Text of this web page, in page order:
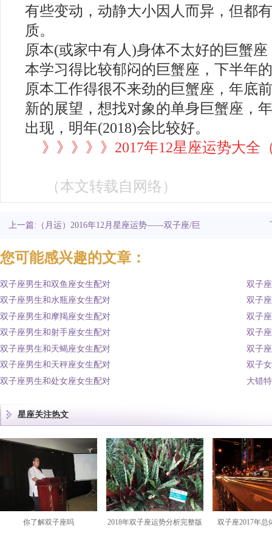
有些变动，动静大小因人而异，但都
质。
原本(或家中有人)身体不太好的巨蟹
本学习得比较郁闷的巨蟹座，下半年
原本工作得很不来劲的巨蟹座，年底
新的展望，想找对象的单身巨蟹座，
出现，明年(2018)会比较好。
》》》》》 2017年12星座运势大全
（本文转载自网络）
上一篇:（月运）2016年12月星座运势——双子座/巨
蟹座
您可能感兴趣的文章：
双子座男生和双鱼座女生配对
双子座男生和水瓶座女生配对
双子座男生和摩羯座女生配对
双子座男生和射手座女生配对
双子座男生和天蝎座女生配对
双子座男生和天秤座女生配对
双子座男生和处女座女生配对
双子
双子
双子
双子
双子
双子
大错
星座关注热文
你了解双子座吗 2018年双子座运势分析完整版 双子座2017年总